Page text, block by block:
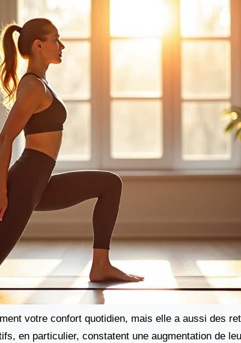
votre confort quotidien, mais elle a aussi des
en particulier, constatent une augmentation de